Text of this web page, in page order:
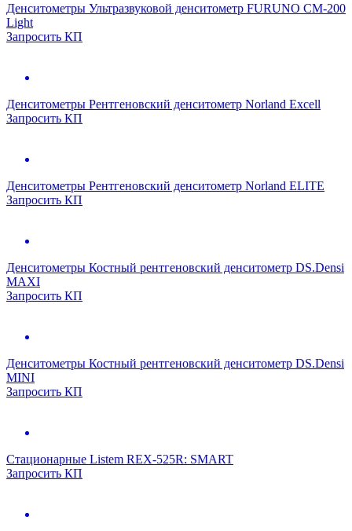
Денситометры Ультразвуковой денситометр FURUNO CM-200
Light
Запросить КП
Денситометры Рентгеновский денситометр Norland Excell
Запросить КП
Денситометры Рентгеновский денситометр Norland ELITE
Запросить КП
Денситометры Костный рентгеновский денситометр DS.Densi
MAXI
Запросить КП
Денситометры Костный рентгеновский денситометр DS.Densi
MINI
Запросить КП
Стационарные Listem REX-525R: SMART
Запросить КП